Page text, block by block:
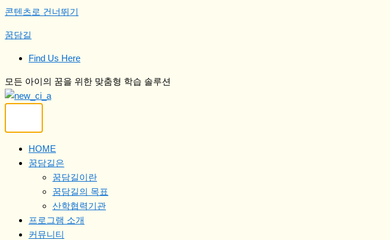
콘텐츠로 건너뛰기
꿈담길
Find Us Here
모든 아이의 꿈을 위한 맞춤형 학습 솔루션
HOME
꿈담길은
꿈담길이란
꿈담길의 목표
산학협력기관
프로그램 소개
커뮤니티